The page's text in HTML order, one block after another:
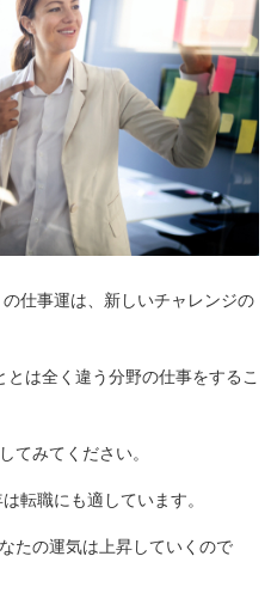
仕事運は、新しいチャレンジの
は全く違う分野の仕事をするこ
てみてください。
転職にも適しています。
たの運気は上昇していくので